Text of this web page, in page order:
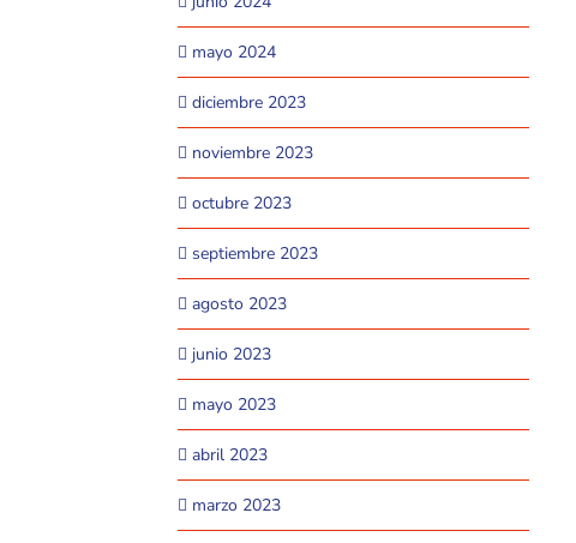
mayo 2024
diciembre 2023
noviembre 2023
octubre 2023
septiembre 2023
agosto 2023
junio 2023
mayo 2023
abril 2023
marzo 2023